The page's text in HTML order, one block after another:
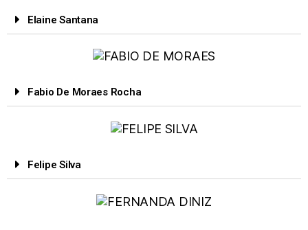
Elaine Santana
Fabio De Moraes Rocha
Felipe Silva